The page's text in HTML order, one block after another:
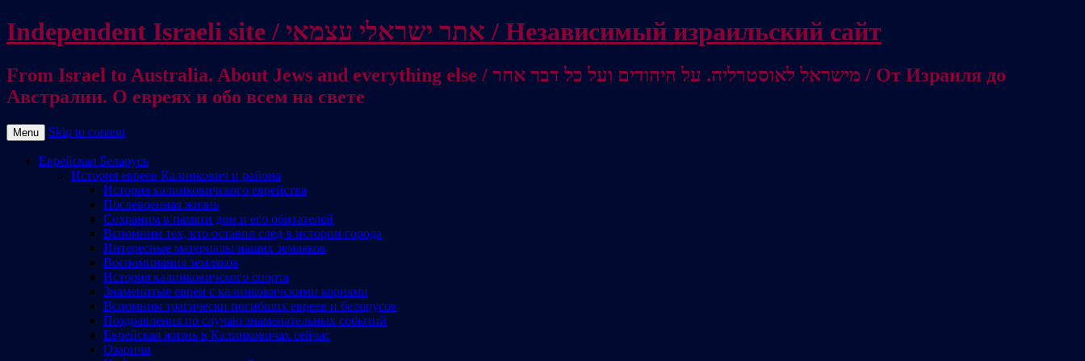
Independent Israeli site / אתר ישראלי עצמאי / Независимый израильский сайт
From Israel to Australia. About Jews and everything else / מישראל לאוסטרליה. על היהודים ועל כל דבר אחר / От Израиля до
Австралии. О евреях и обо всем на свете
Menu Skip to content
Еврейская Беларусь
История евреев Калинкович и района
История калинковичского еврейства
Послевоенная жизнь
Сохраним в памяти дом и его обитателей
Вспомним тех, кто оставил след в истории города
Интересные материалы наших земляков
Воспоминания земляков
История калинковичского спорта
Знаменитые евреи с калинковичскими корнями
Вспомним трагически погибших евреев и белорусов
Поздравления по случаю знаменательных событий
Еврейская жизнь в Калинковичах сейчас
Озаричи